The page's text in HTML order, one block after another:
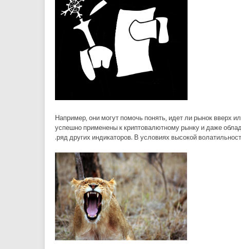
Например, они могут помочь понять, идет ли рынок вверх
успешно применены к криптовалютному рынку и даже
ряд других индикаторов. В условиях высокой